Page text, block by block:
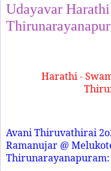
Udayavar
Harathi -
Avani Thiruvathirai
Ramanujar @
Thirunarayanapuram: